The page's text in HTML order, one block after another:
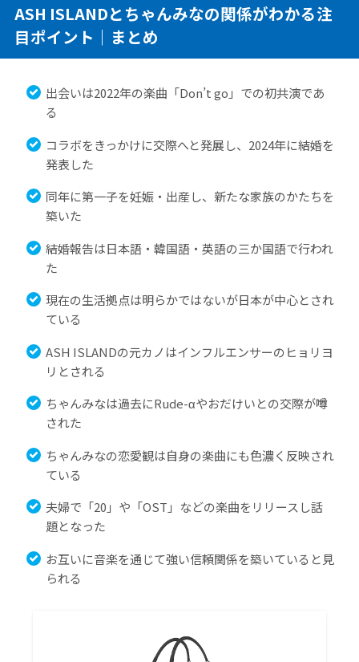
ASH ISLANDとちゃんみなの関係がわかる注
目ポイント｜まとめ
出会いは2022年の楽曲「Don’t go」での初共演であ
る
コラボをきっかけに交際へと発展し、2024年に結婚を
発表した
同年に第一子を妊娠・出産し、新たな家族のかたちを
築いた
結婚報告は日本語・韓国語・英語の三か国語で行われ
た
現在の生活拠点は明らかではないが日本が中心とされ
ている
ASH ISLANDの元カノはインフルエンサーのヒョリヨ
リとされる
ちゃんみなは過去にRude-αやおだけいとの交際が噂
された
ちゃんみなの恋愛観は自身の楽曲にも色濃く反映され
ている
夫婦で「20」や「OST」などの楽曲をリリースし話
題となった
お互いに音楽を通じて強い信頼関係を築いていると見
られる